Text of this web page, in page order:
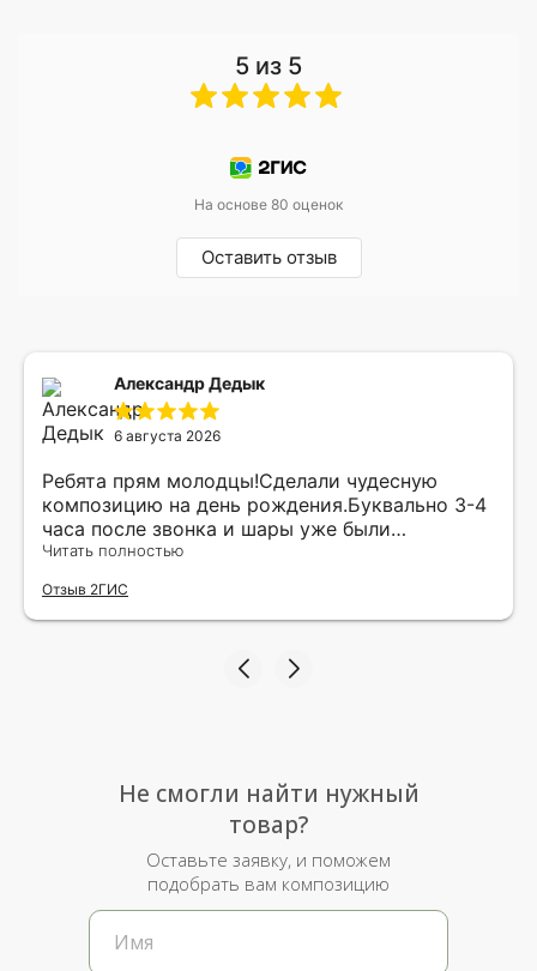
5 из 5
На основе 80 оценок
Оставить отзыв
Александр Дедык
6 августа 2026
Ребята прям молодцы!Сделали чудесную
композицию на день рождения.Буквально 3-4
часа после звонка и шары уже были
доставлены мне по адресу.Качество
рада.
Читать полностью
Отзыв 2ГИС
Не смогли найти нужный
товар?
Оставьте заявку, и поможем
подобрать вам композицию